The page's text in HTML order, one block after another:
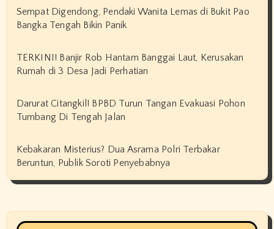
Sempat Digendong, Pendaki Wanita Lemas di Bukit Pao
Bangka Tengah Bikin Panik
TERKINI! Banjir Rob Hantam Banggai Laut, Kerusakan
Rumah di 3 Desa Jadi Perhatian
Darurat Citangkil! BPBD Turun Tangan Evakuasi Pohon
Tumbang Di Tengah Jalan
Kebakaran Misterius? Dua Asrama Polri Terbakar
Beruntun, Publik Soroti Penyebabnya